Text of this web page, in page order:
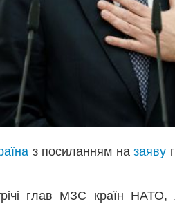
з посиланням назаяву
глав МЗС країн НАТО,